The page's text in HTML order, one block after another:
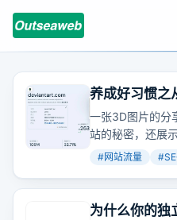
养成好习惯之
个月访问量1
一张3D图片的分
站的秘密，还展
网站的流量 来源
#网站流量 #
为什么你的独